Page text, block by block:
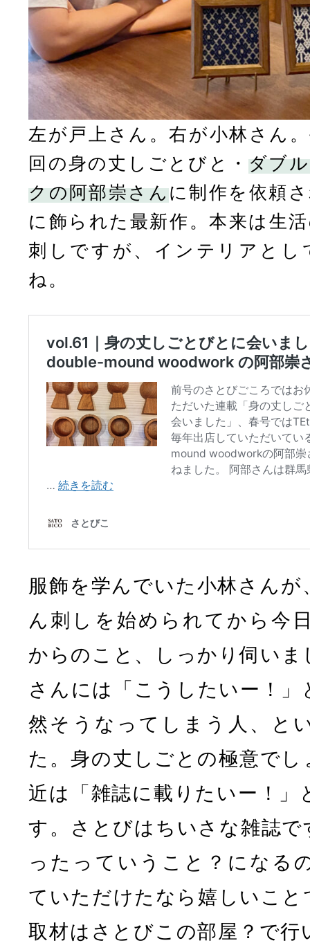
左が戸上さん。右が小林さん
回の身の丈しごとびと・ダブ
クの阿部崇さんに制作を依頼
に飾られた最新作。本来は生
刺しですが、インテリアとし
ね。
服飾を学んでいた小林さん
ん刺しを始められてから今
からのこと、しっかり伺い
さんには「こうしたいー！
然そうなってしまう人、と
た。身の丈しごとの極意で
近は「雑誌に載りたいー！
す。さとびはちいさな雑誌で
ったっていうこと？になる
ていただけたなら嬉しいこと
取材はさとびこの部屋？で行